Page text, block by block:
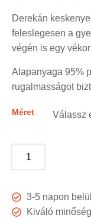
Derekán
feleslegesen a
végén is egy
Alapanyaga 95%
rugalmasságot
Méret
3-5 napon
Kiváló